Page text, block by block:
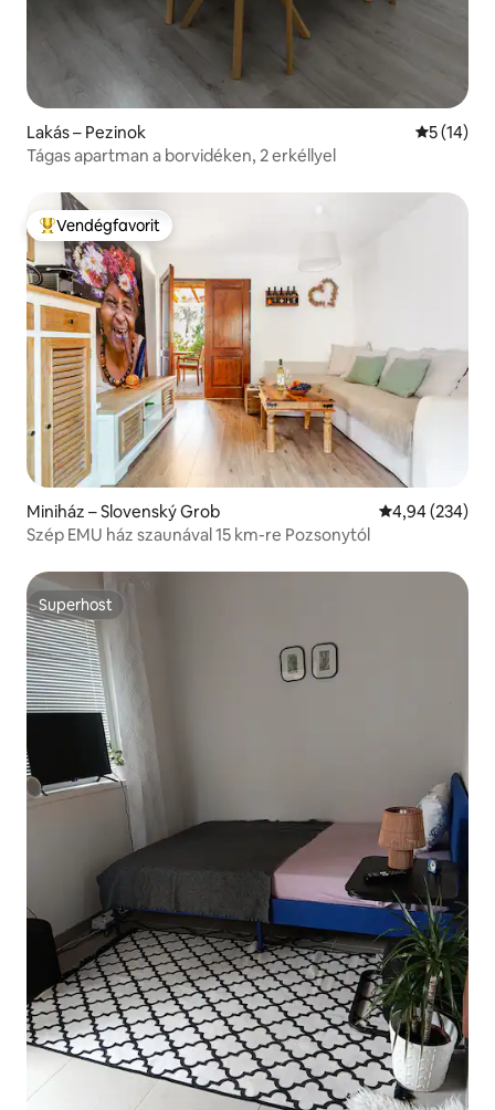
Lakás – Pezinok Átlagos
5 (14)
Tágas apartman a borvidéken, 2 erkéllyel
Kiemelt vendégfavorit
Vendégfavorit
Miniház – Slovenský Grob Átlagos
4,94 (234)
Szép EMU ház szaunával 15 km-re Pozsonytól
Superhost
Superhost